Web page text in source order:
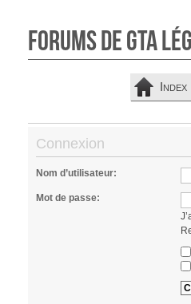
Forums de GTA
Index
Connexion
Nom d’utilisateur:
Mot de passe: